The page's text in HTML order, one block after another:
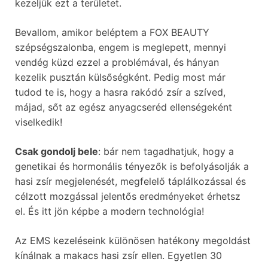
kezeljük ezt a területet.
Bevallom, amikor beléptem a FOX BEAUTY
szépségszalonba, engem is meglepett, mennyi
vendég küzd ezzel a problémával, és hányan
kezelik pusztán külsőségként. Pedig most már
tudod te is, hogy a hasra rakódó zsír a szíved,
májad, sőt az egész anyagcseréd ellenségeként
viselkedik!
Csak gondolj bele: bár nem tagadhatjuk, hogy a
genetikai és hormonális tényezők is befolyásolják a
hasi zsír megjelenését, megfelelő táplálkozással és
célzott mozgással jelentős eredményeket érhetsz
el. És itt jön képbe a modern technológia!
Az EMS kezeléseink különösen hatékony megoldást
kínálnak a makacs hasi zsír ellen. Egyetlen 30